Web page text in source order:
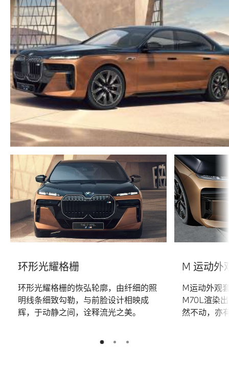
环形光耀格栅
环形光耀格栅的恢弘轮廓，由纤细的照
明线条细致勾勒，与前脸设计相映成
辉，于动静之间，诠释流光之美。
M 运动外
M运动外观
M70L渲染
然不动，亦
1 2 3